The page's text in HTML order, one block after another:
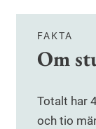
FAKTA
Om
Totalt har
och tio